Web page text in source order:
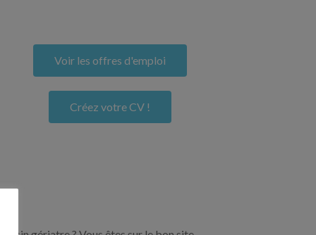
Voir les offres d'emploi
Créez votre CV !